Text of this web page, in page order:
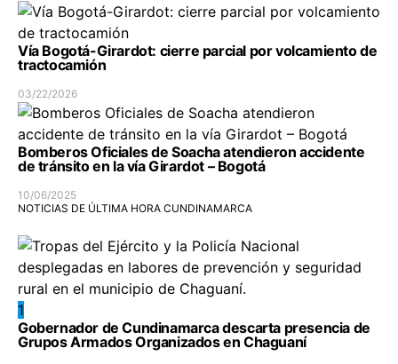
Vía Bogotá-Girardot: cierre parcial por volcamiento de
tractocamión
03/22/2026
Bomberos Oficiales de Soacha atendieron accidente
de tránsito en la vía Girardot – Bogotá
10/06/2025
NOTICIAS DE ÚLTIMA HORA CUNDINAMARCA
1
Gobernador de Cundinamarca descarta presencia de
Grupos Armados Organizados en Chaguaní